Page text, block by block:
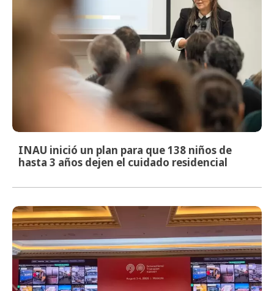
INAU inició un plan para que 138 niños de
hasta 3 años dejen el cuidado residencial